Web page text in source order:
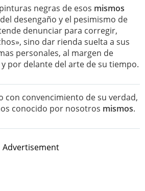
negras de esos mismos
desengaño y el pesimismo de
denunciar para corregir,
sino dar rienda suelta a sus
personales, al margen de
por delante del arte de su tiempo.
con convencimiento de su verdad,
conocido por nosotros mismos.
Advertisement